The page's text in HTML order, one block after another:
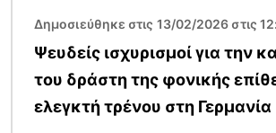
Δημοσιεύθηκε στις 13/02/2026 στις
Ψευδείς ισχυρισμοί για την
του δράστη της φονικής
ελεγκτή τρένου στη Γερμανία